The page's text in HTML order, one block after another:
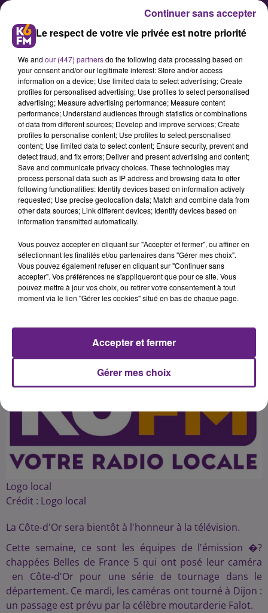
L'émission Echappées Belles
tourne en Côte-d'Or
Les équipes de l'émission
àchappées Belles de France 5 ont
posé leur caméra à Dijon pour une
série de tournage dans le
par la célèbre moutarderie Falot
avant de se rendre à Beaune pour
Logo local
Crédit : Logo local
La Côte-d'Or sera bientôt à l'honneur à la télévision.
Cette semaine, ce sont les équipes de l'émission �?
chappées Belles de France 5 qui ont posé leur caméra
en Côte-d'Or pour une série de tournage dans le
département. Ce mardi, les caméras ont tourné à Dijon :
un passage est prévu par la célèbre moutarderie Falot.
Le respect de votre vie privée est notre priorité
We and our (447) partnersdo the following data processing based on
your consent and/or our legitimate interest: Store and/or access
information on a device; Use limited data to select advertising; Create
profiles for personalised advertising; Use profiles to select personalised
advertising; Measure advertising performance; Measure content
performance; Understand audiences through statistics or combinations
of data from different sources; Develop and improve services; Create
profiles to personalise content; Use profiles to select personalised
content; Use limited data to select content; Ensure security, prevent and
detect fraud, and fix errors; Deliver and present advertising and content;
Save and communicate privacy choices. These technologies may
process personal data such as IP address and browsing data to offer
following functionalities: Identify devices based on information actively
requested; Use precise geolocation data; Match and combine data from
other data sources; Link different devices; Identify devices based on
information transmitted automatically.
Vous pouvez accepter en cliquant sur "Accepter et fermer", ou affiner en
sélectionnant les finalités et/ou partenaires dans "Gérer mes choix".
Vous pouvez également refuser en cliquant sur "Continuer sans
accepter". Vos préférences ne s'appliqueront que pour ce site. Vous
pouvez mettre à jour vos choix, ou retirer votre consentement à tout
moment via le lien "Gérer les cookies" situé en bas de chaque page.
Gérer mes choix
Accepter et fermer
Continuer sans accepter